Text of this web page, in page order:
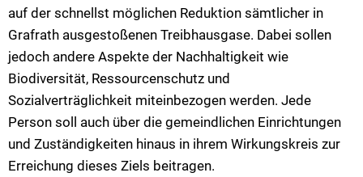
auf der schnellst möglichen Reduktion sämtlicher in
Grafrath ausgestoßenen Treibhausgase. Dabei sollen
jedoch andere Aspekte der Nachhaltigkeit wie
Biodiversität, Ressourcenschutz und
Sozialverträglichkeit miteinbezogen werden. Jede
Person soll auch über die gemeindlichen Einrichtungen
und Zuständigkeiten hinaus in ihrem Wirkungskreis zur
Erreichung dieses Ziels beitragen.